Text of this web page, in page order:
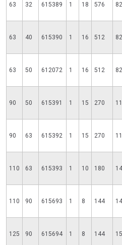
63 32 615389 1 18 576
63 40 615390 1 16 512
63 50 612072 1 16 512
90 50 615391 1 15 270
90 63 615392 1 15 270
110 63 615393 1 10 180
110 90 615693 1 8 144
125 90 615694 1 8 144